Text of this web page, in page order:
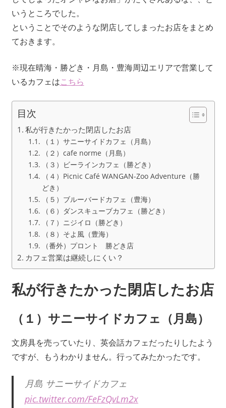
いうところでした。
ということでそのような閉店してしまったお店をまとめ
ておきます。
※現在晴海・勝どき・月島・豊海周辺エリアで営業して
いるカフェはこちら
目次
私が行きたかった閉店したお店
（１）サニーサイドカフェ（月島）
（２）cafe norme（月島）
（３）ビーラインカフェ（勝どき）
（４）Picnic Café WANGAN-Zoo Adventure（勝
どき）
（５）ブルーバードカフェ（豊海）
（６）ダンスキューブカフェ（勝どき）
（７）ニジイロ（勝どき）
（８）そよ風（豊海）
（番外）プロント 勝どき店
カフェ営業は継続しにくい？
私が行きたかった閉店したお店
（１）サニーサイドカフェ（月島）
文房具を売っていたり、英会話カフェだったりしたよう
ですが、もうわかりません。行ってみたかったです。
月島 サニーサイドカフェ
pic.twitter.com/FeFzQvLm2x